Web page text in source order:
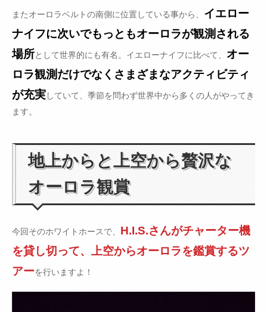
またオーロラベルトの南側に位置している事から、 イエロー
ナイフに次いでもっともオーロラが観測される
場所として世界的にも有名。イエローナイフに比べて、 オー
ロラ観測だけでなくさまざまなアクティビティ
が充実していて、季節を問わず世界中から多くの人がやってき
ます。
地上からと上空から贅沢な
オーロラ観賞
今回そのホワイトホースで、 H.I.S.さんがチャーター機
を貸し切って、上空からオーロラを鑑賞するツ
アーを行いますよ！